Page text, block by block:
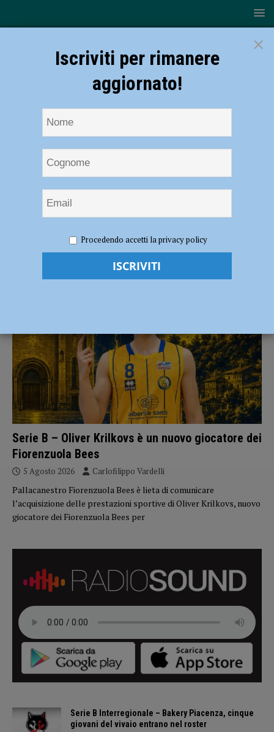
Serie B – Oliver Krilkovs è un nuovo giocatore dei
Fiorenzuola Bees
5 Agosto 2026 Carlofilippo Vardelli
Pallacanestro Fiorenzuola Bees è lieta di comunicare
l’acquisizione delle prestazioni sportive di Oliver Krilkovs, nuovo
giocatore dei Fiorenzuola Bees per
Serie B Interregionale – Bakery Piacenza, cinque
giovani del vivaio entrano nel roster
×
Iscriviti per rimanere
aggiornato!
Procedendo accetti la privacy policy